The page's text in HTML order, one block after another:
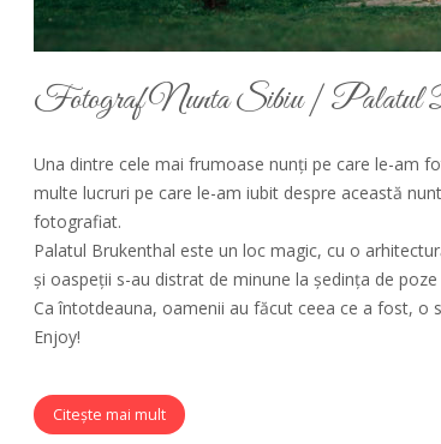
Fotograf Nunta Sibiu | Palatul
Una dintre cele mai frumoase nunți pe care le-am
multe lucruri pe care le-am iubit despre această
fotografiat.
Palatul Brukenthal este un loc magic, cu o
și oaspeții s-au distrat de minune la ședința de
Ca întotdeauna, oamenii au făcut ceea ce a fost, o
Enjoy!
Citește mai mult